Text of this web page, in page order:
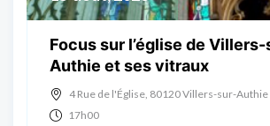
Focus sur l’église de
Authie et ses vitraux
4 Rue de l'Église, 80120 Villers-sur-Authie
17h00